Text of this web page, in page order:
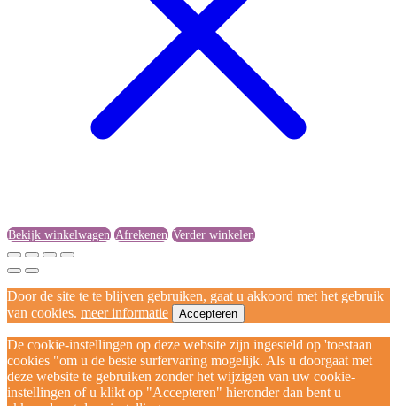
Bekijk winkelwagen Afrekenen Verder winkelen
Door de site te te blijven gebruiken, gaat u akkoord met het gebruik
van cookies. meer informatie Accepteren
De cookie-instellingen op deze website zijn ingesteld op 'toestaan
cookies "om u de beste surfervaring mogelijk. Als u doorgaat met
deze website te gebruiken zonder het wijzigen van uw cookie-
instellingen of u klikt op "Accepteren" hieronder dan bent u